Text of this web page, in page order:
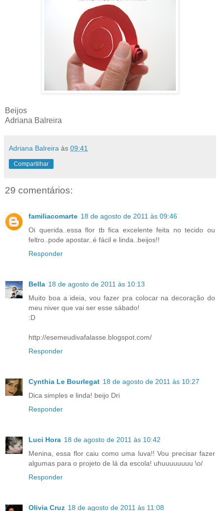
Beijos
Adriana Balreira
Adriana Balreira às 09:41
Compartilhar
29 comentários:
familiacomarte 18 de agosto de 2011 às 09:46
Oi querida..essa flor tb fica excelente feita no tecido ou
feltro..pode apostar..é fácil e linda..beijos!!
Responder
Bella 18 de agosto de 2011 às 10:13
Muito boa a ideia, vou fazer pra colocar na decoração do
meu niver que vai ser esse sábado!
:D
http://esemeudivafalasse.blogspot.com/
Responder
Cynthia Le Bourlegat 18 de agosto de 2011 às 10:27
Dica simples e linda! beijo Dri
Responder
Luci Hora 18 de agosto de 2011 às 10:42
Menina, essa flor caiu como uma luva!! Vou precisar fazer
algumas para o projeto de lá da escola! uhuuuuuuuu \o/
Responder
Olivia Cruz 18 de agosto de 2011 às 11:08